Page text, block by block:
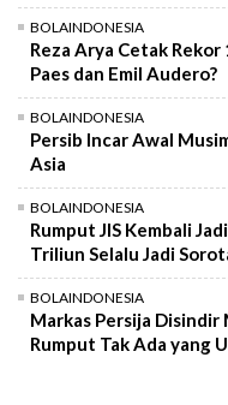
BOLAINDONESIA
Reza Arya Cetak
Paes dan Emil Audero?
BOLAINDONESIA
Persib Incar Awal
Asia
BOLAINDONESIA
Rumput JIS Kembali
Triliun Selalu Jadi
BOLAINDONESIA
Markas Persija Disindir
Rumput Tak Ada yang